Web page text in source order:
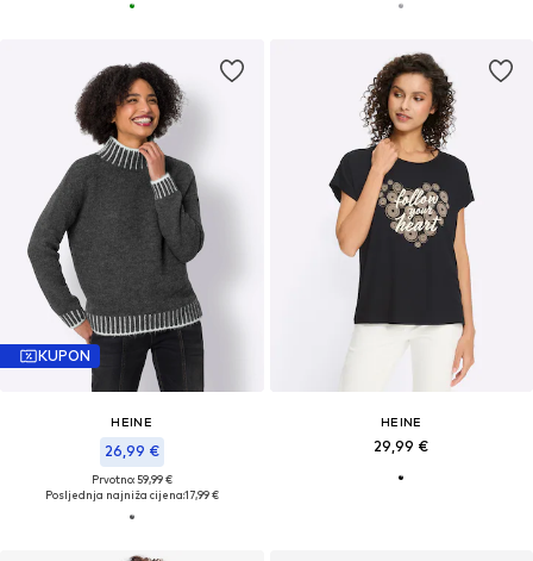
KUPON
HEINE
26,99 €
Prvotno: 59,99 €
Posljednja najniža cijena:17,99 €
HEINE
29,99 €